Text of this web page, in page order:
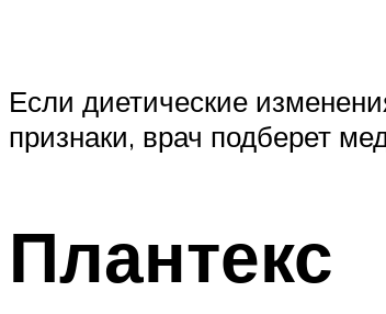
Если диетические
признаки, врач подберет
Плантекс